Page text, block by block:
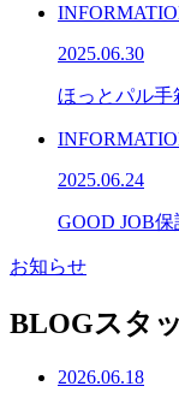
2025.06.30
ほっとパル手
2025.06.24
GOOD JOB
お知らせ
BLOGスタ
2026.06.18